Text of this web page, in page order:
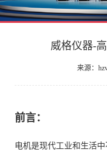
威格仪器-
来源：
前言：
电机是现代工业和生活